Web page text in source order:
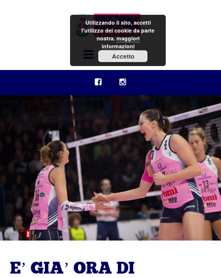
Menu
E’ GIA’ ORA DI
Utilizzando il sito, accetti
l'utilizzo dei cookie da parte
nostra.maggiori
informazioni
Accetto